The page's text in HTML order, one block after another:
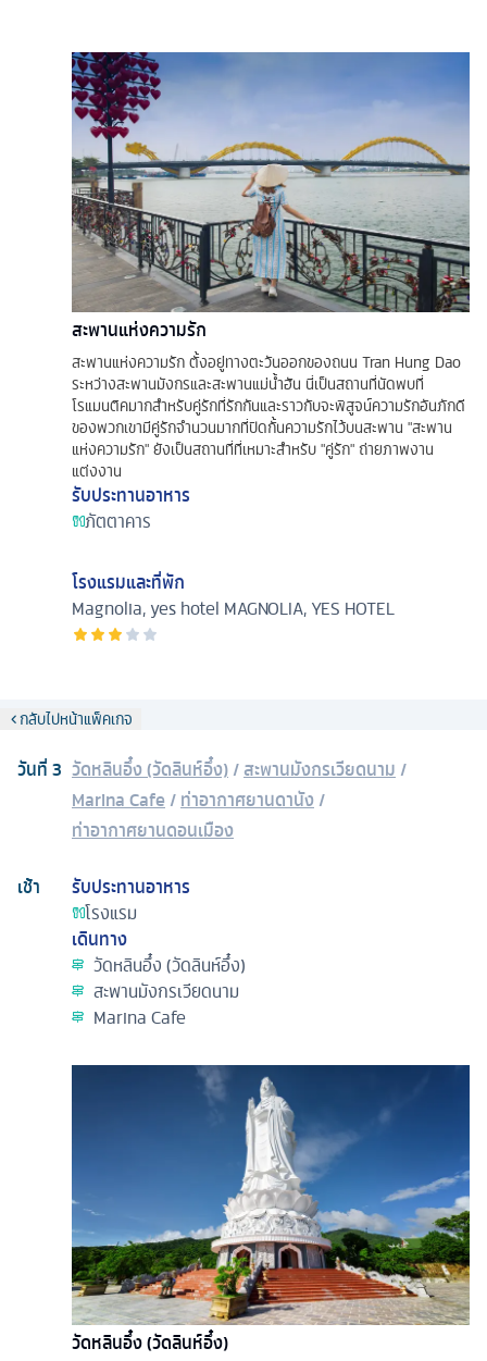
สะพานแห่งความรัก
สะพานแห่งความรัก ตั้งอยู่ทางตะวันออกของถนน Tran Hung Dao
ระหว่างสะพานมังกรและสะพานแม่น้ำฮัน นี่เป็นสถานที่นัดพบที่
โรแมนติคมากสำหรับคู่รักที่รักกันและราวกับจะพิสูจน์ความรักอันภักดี
ของพวกเขามีคู่รักจำนวนมากที่ปิดกั้นความรักไว้บนสะพาน "สะพาน
แห่งความรัก" ยังเป็นสถานที่ที่เหมาะสำหรับ "คู่รัก" ถ่ายภาพงาน
แต่งงาน
รับประทานอาหาร
ภัตตาคาร
โรงแรมและที่พัก
Magnolia, yes hotel MAGNOLIA, YES HOTEL
กลับไปหน้าแพ็คเกจ
วันที่3 วัดหลินอึ๋ง (วัดลินห์อึ๋ง)/สะพานมังกรเวียดนาม /
Marina Cafe /ท่าอากาศยานดานัง/
ท่าอากาศยานดอนเมือง
เช้า
รับประทานอาหาร
โรงแรม
เดินทาง
วัดหลินอึ๋ง (วัดลินห์อึ๋ง)
สะพานมังกรเวียดนาม
Marina Cafe
วัดหลินอึ๋ง (วัดลินห์อึ๋ง)